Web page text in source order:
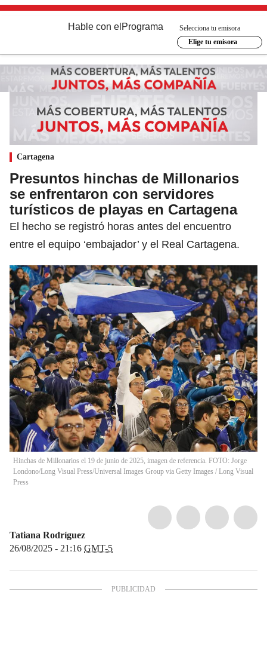
Hable con el Programa
Selecciona tu emisora
Elige tu emisora
Cartagena
Presuntos hinchas de Millonarios
se enfrentaron con servidores
turísticos de playas en Cartagena
El hecho se registró horas antes del encuentro
entre el equipo ‘embajador’ y el Real Cartagena.
Hinchas de Millonarios el 19 de junio de 2025, imagen de referencia. FOTO: Jorge
Londono/Long Visual Press/Universal Images Group via Getty Images / Long Visual
Press
Tatiana Rodríguez
26/08/2025 - 21:16 GMT-5